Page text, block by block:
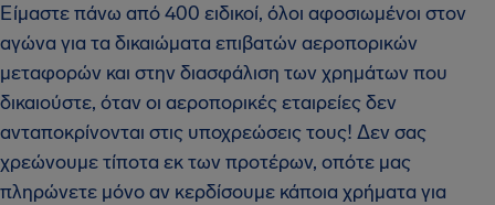
Είμαστε πάνω από 400 ειδικοί, όλοι αφοσιωμένοι στον
αγώνα για τα δικαιώματα επιβατών αεροπορικών
μεταφορών και στην διασφάλιση των χρημάτων που
δικαιούστε, όταν οι αεροπορικές εταιρείες δεν
ανταποκρίνονται στις υποχρεώσεις τους! Δεν σας
χρεώνουμε τίποτα εκ των προτέρων, οπότε μας
πληρώνετε μόνο αν κερδίσουμε κάποια χρήματα για